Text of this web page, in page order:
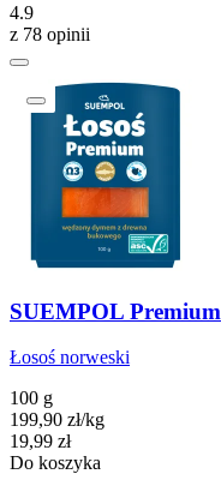
4.9
z 78 opinii
SUEMPOL Premium
Łosoś norweski
100 g
199,90 zł/kg
Cena
19,99 zł
Do koszyka